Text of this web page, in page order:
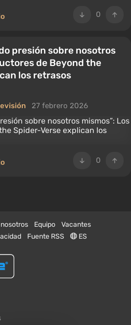
0
presión sobre nosotros
de Beyond the
los retrasos
27 febrero 2026
0
Equipo
Vacantes
Fuente RSS ES